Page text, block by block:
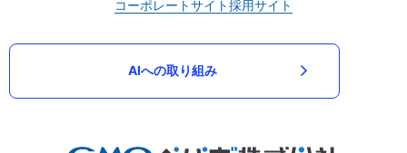
コーポレートサイト採用サイト
AIへの取り組み